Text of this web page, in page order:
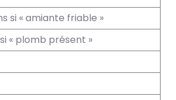
si « amiante friable »
« plomb présent »